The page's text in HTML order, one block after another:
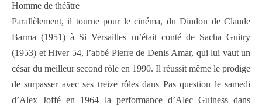
Homme de théâtre
Parallèlement, il tourne pour le cinéma, du Dindon de Claude
Barma (1951) à Si Versailles m’était conté de Sacha Guitry
(1953) et Hiver 54, l’abbé Pierre de Denis Amar, qui lui vaut un
césar du meilleur second rôle en 1990. Il réussit même le prodige
de surpasser avec ses treize rôles dans Pas question le samedi
d’Alex Joffé en 1964 la performance d’Alec Guiness dans